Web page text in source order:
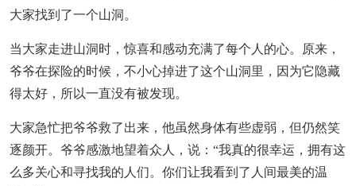
大家找到了一个山洞。
当大家走进山洞时，惊喜和感动充满了每个人的心。原来，
爷爷在探险的时候，不小心掉进了这个山洞里，因为它隐藏
得太好，所以一直没有被发现。
大家急忙把爷爷救了出来，他虽然身体有些虚弱，但仍然笑
逐颜开。爷爷感激地望着众人，说：“我真的很幸运，拥有这
么多关心和寻找我的人们。你们让我看到了人间最美的温